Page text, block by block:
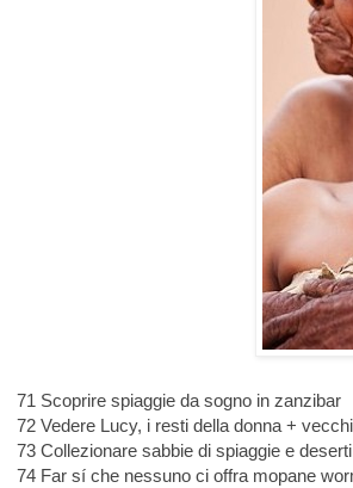
71 Scoprire spiaggie da sogno in zanzibar
72 Vedere Lucy, i resti della donna +
73 Collezionare sabbie di spiaggie e
74 Far sí che nessuno ci offra mopane